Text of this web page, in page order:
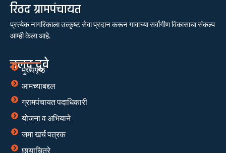
रिठद ग्रामपंचायत
प्रत्येक नागरिकाला उत्कृष्ट सेवा प्रदान करून गावाच्या सर्वांगीण विकासाचा संकल्प
आम्ही केला आहे.
जलद दुवे
मुख्यपृष्ठ
आमच्याबद्दल
ग्रामपंचायत पदाधिकारी
योजना व अभियाने
जमा खर्च पत्रक
छायाचित्रे